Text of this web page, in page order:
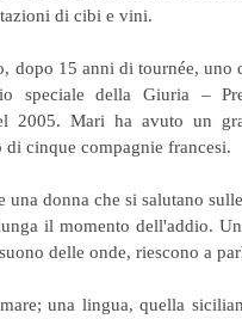
di cibi e vini.
dopo 15 anni di tournée, uno
speciale della Giuria –
2005. Mari ha avuto un
di cinque compagnie francesi.
donna che si salutano
il momento dell'addio.
delle onde, riescono a
una lingua, quella